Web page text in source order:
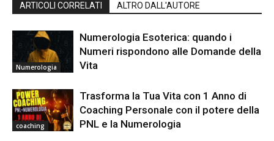
ARTICOLI CORRELATI ALTRO DALL'AUTORE
Numerologia
Numerologia Esoterica: quando i
Numeri rispondono alle Domande della
Vita
coaching
Trasforma la Tua Vita con 1 Anno di
Coaching Personale con il potere della
PNL e la Numerologia